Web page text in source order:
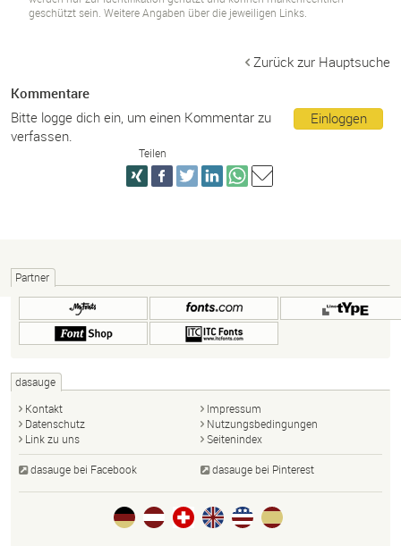
geschützt sein. Weitere Angaben über die jeweiligen Links.
Zurück zur Hauptsuche
Kommentare
Einloggen
Bitte logge dich ein, um einen Kommentar zu
verfassen.
Teilen
Partner
dasauge
Kontakt
Impressum
Datenschutz
Nutzungsbedingungen
Link zu uns
Seitenindex
dasauge bei Facebook dasauge bei Pinterest